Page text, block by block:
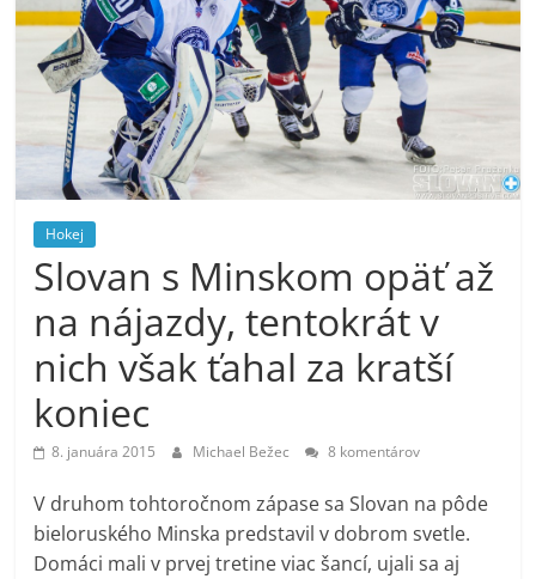
Hokej
Slovan s Minskom opäť až
na nájazdy, tentokrát v
nich však ťahal za kratší
koniec
8. januára 2015 Michael Bežec 8 komentárov
V druhom tohtoročnom zápase sa Slovan na pôde
bieloruského Minska predstavil v dobrom svetle.
Domáci mali v prvej tretine viac šancí, ujali sa aj